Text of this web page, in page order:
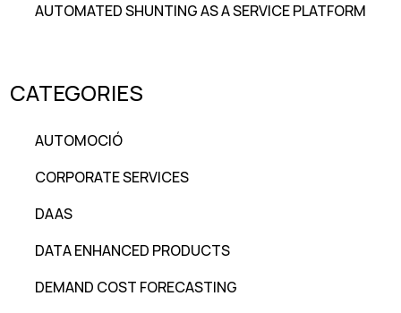
AUTOMATED SHUNTING AS A SERVICE PLATFORM
CATEGORIES
AUTOMOCIÓ
CORPORATE SERVICES
DAAS
DATA ENHANCED PRODUCTS
DEMAND COST FORECASTING